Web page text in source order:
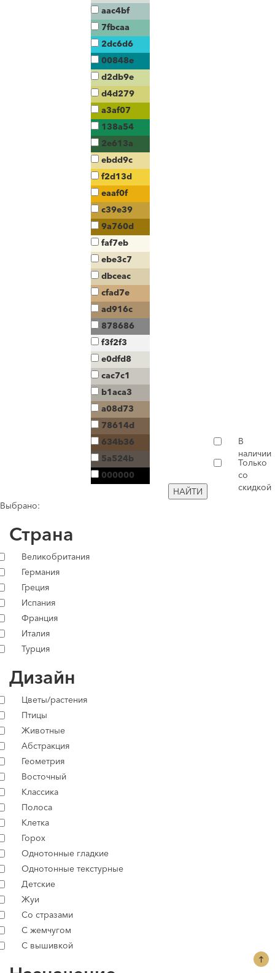
aac4bf
7fbcaa
2dc6d6
00848e
d2db9e
d4d279
a3af07
138a54
2e613a
ebdd9c
f2d13d
eaaf0f
c39e39
9a760d
faf7eb
ebe3c7
dbceac
cfad7e
ad916c
878686
f3f2f3
e0dfd8
cac7c1
b1aca3
a08d73
78614d
634b36
5a524b
000000
НАЙТИ
В
наличии
Только
со
скидкой
Выбрано:
Страна
Великобритания
Германия
Греция
Испания
Франция
Италия
Турция
Дизайн
Цветы/растения
Птицы
Животные
Абстракция
Геометрия
Восточный
Классика
Полоса
Клетка
Горох
Однотонные гладкие
Однотонные текстурные
Детские
Жуи
Со стразами
С жемчугом
С вышивкой